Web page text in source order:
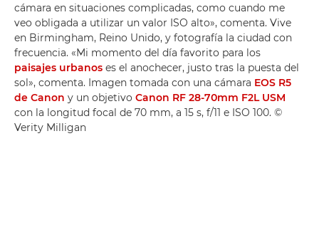
cámara en situaciones complicadas, como cuando me
veo obligada a utilizar un valor ISO alto», comenta. Vive
en Birmingham, Reino Unido, y fotografía la ciudad con
frecuencia. «Mi momento del día favorito para los
paisajes urbanos es el anochecer, justo tras la puesta del
sol», comenta. Imagen tomada con una cámara EOS R5
de Canon y un objetivo Canon RF 28-70mm F2L USM
con la longitud focal de 70 mm, a 15 s, f/11 e ISO 100. ©
Verity Milligan